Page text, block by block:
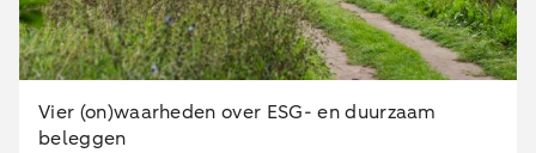
Vier (on)waarheden over ESG- en duurzaam
beleggen